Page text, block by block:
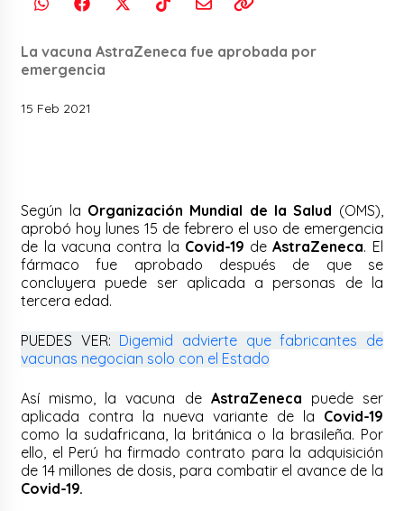
La vacuna AstraZeneca fue aprobada por
emergencia
15 Feb 2021
Según la Organización Mundial de la Salud (OMS),
aprobó hoy lunes 15 de febrero el uso de emergencia
de la vacuna contra la Covid-19 deAstraZeneca. El
fármaco fue aprobado después de que se
concluyera puede ser aplicada a personas de la
tercera edad.
PUEDES VER: Digemid advierte que fabricantes de
vacunas negocian solo con el Estado
Así mismo, la vacuna de AstraZeneca puede ser
aplicada contra la nueva variante de la Covid-19
como la sudafricana, la británica o la brasileña. Por
ello, el Perú ha firmado contrato para la adquisición
de 14 millones de dosis, para combatir el avance de la
Covid-19.